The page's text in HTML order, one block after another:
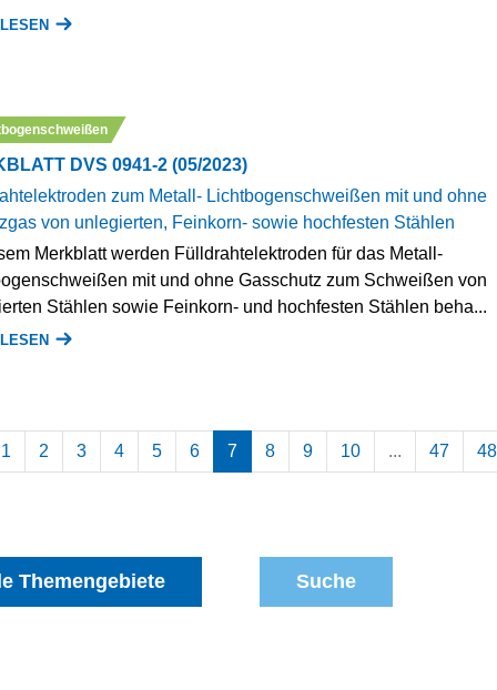
DVS 0941-2 (05/2023)
zum Metall- Lichtbogenschweißen mit und ohne
von unlegierten, Feinkorn- sowie hochfesten Stählen
Merkblatt werden Fülldrahtelektroden für das Metall-
mit und ohne Gasschutz zum Schweißen von
Stählen sowie Feinkorn- und hochfesten Stählen beha...
1 2 3 4 5 6 7 8 9 10 ... 47 48
Themengebiete Suche